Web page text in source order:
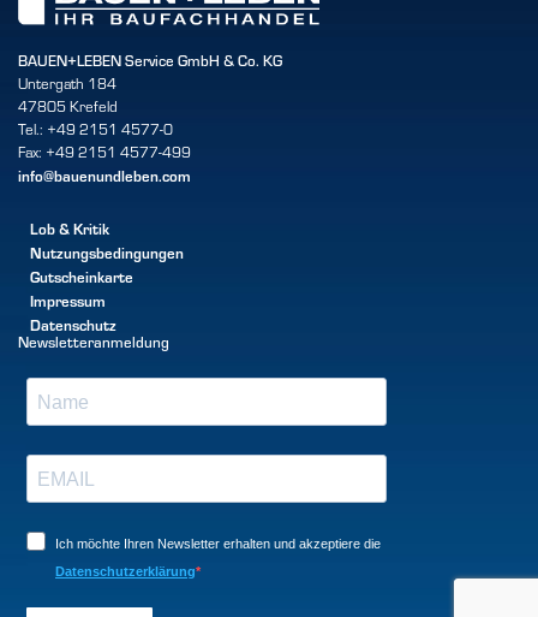
BAUEN+LEBEN Service GmbH & Co. KG
Untergath 184
47805 Krefeld
Tel.: +49 2151 4577-0
Fax: +49 2151 4577-499
info@bauenundleben.com
Lob & Kritik
Nutzungsbedingungen
Gutscheinkarte
Impressum
Datenschutz
Newsletteranmeldung
Ich möchte Ihren Newsletter erhalten und akzeptiere die
Datenschutzerklärung